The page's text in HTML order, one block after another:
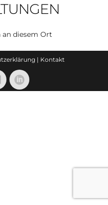
an diesem Ort
| Kontakt